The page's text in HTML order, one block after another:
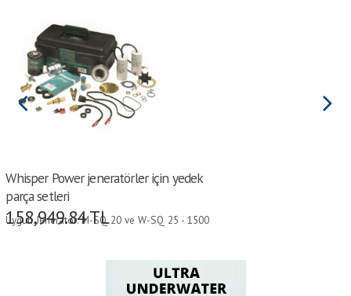
Whisper Power jeneratörler için yedek
parça setleri
Uygun Jeneratör: M-SQ 20 ve W-SQ 25 - 1500
158,949.84TL